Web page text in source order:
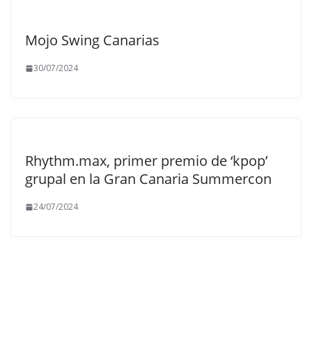
Mojo Swing Canarias
30/07/2024
Rhythm.max, primer premio de ‘kpop’
grupal en la Gran Canaria Summercon
24/07/2024